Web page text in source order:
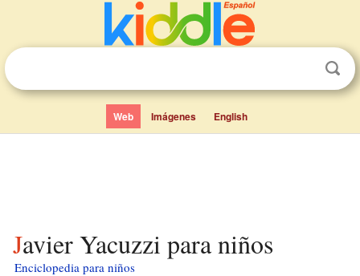
Web Imágenes English
Javier Yacuzzi para niños
Enciclopedia para niños